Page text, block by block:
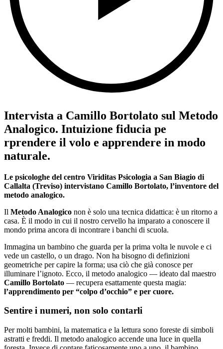
Intervista a Camillo Bortolato sul Metodo
Analogico. Intuizione fiducia pe
rprendere il volo e apprendere in modo
naturale.
Le psicologhe del centro Viriditas Psicologia a San Biagio di
Callalta (Treviso) intervistano Camillo Bortolato, l’inventore del
metodo analogico.
Il Metodo Analogico non è solo una tecnica didattica: è un ritorno a
casa. È il modo in cui il nostro cervello ha imparato a conoscere il
mondo prima ancora di incontrare i banchi di scuola.
Immagina un bambino che guarda per la prima volta le nuvole e ci
vede un castello, o un drago. Non ha bisogno di definizioni
geometriche per capire la forma; usa ciò che già conosce per
illuminare l’ignoto. Ecco, il metodo analogico — ideato dal maestro
Camillo Bortolato — recupera esattamente questa magia:
l’apprendimento per “colpo d’occhio” e per cuore.
Sentire i numeri, non solo contarli
Per molti bambini, la matematica e la lettura sono foreste di simboli
astratti e freddi. Il metodo analogico accende una luce in quella